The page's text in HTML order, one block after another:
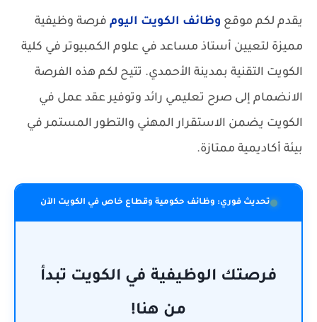
يقدم لكم موقع وظائف الكويت اليوم فرصة وظيفية
مميزة لتعيين أستاذ مساعد في علوم الكمبيوتر في كلية
الكويت التقنية بمدينة الأحمدي. تتيح لكم هذه الفرصة
الانضمام إلى صرح تعليمي رائد وتوفير عقد عمل في
الكويت يضمن الاستقرار المهني والتطور المستمر في
بيئة أكاديمية ممتازة.
تحديث فوري: وظائف حكومية وقطاع خاص في الكويت الآن
فرصتك الوظيفية في الكويت تبدأ
من هنا!